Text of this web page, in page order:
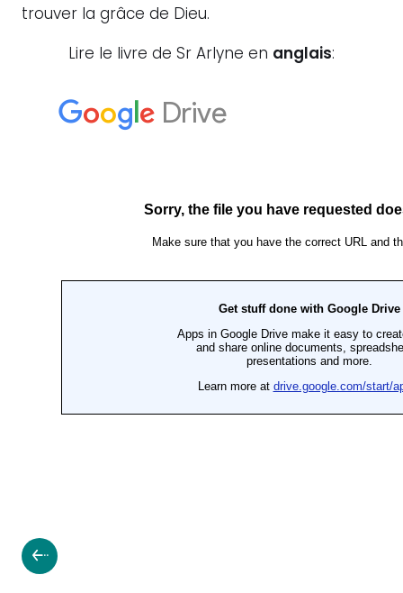
trouver la grâce de Dieu.
Lire le livre de Sr Arlyne en anglais: